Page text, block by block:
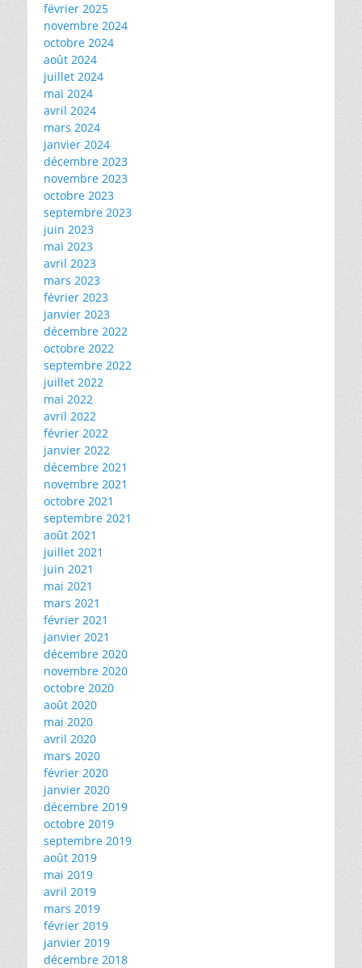
février 2025
novembre 2024
octobre 2024
août 2024
juillet 2024
mai 2024
avril 2024
mars 2024
janvier 2024
décembre 2023
novembre 2023
octobre 2023
septembre 2023
juin 2023
mai 2023
avril 2023
mars 2023
février 2023
janvier 2023
décembre 2022
octobre 2022
septembre 2022
juillet 2022
mai 2022
avril 2022
février 2022
janvier 2022
décembre 2021
novembre 2021
octobre 2021
septembre 2021
août 2021
juillet 2021
juin 2021
mai 2021
mars 2021
février 2021
janvier 2021
décembre 2020
novembre 2020
octobre 2020
août 2020
mai 2020
avril 2020
mars 2020
février 2020
janvier 2020
décembre 2019
octobre 2019
septembre 2019
août 2019
mai 2019
avril 2019
mars 2019
février 2019
janvier 2019
décembre 2018